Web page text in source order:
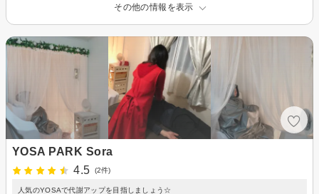
その他の情報を表示
YOSA PARK Sora
4.5
(2件)
人気のYOSAで代謝アップを目指しましょう☆